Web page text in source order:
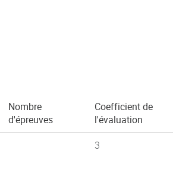
Nombre
d'épreuves
Coefficient de
l'évaluation
3